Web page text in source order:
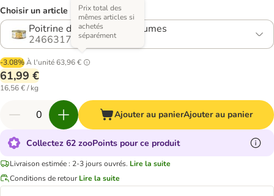
Choisir un article (2 variantes)
Poitrine de poulet aux légumes
2466317.0
-3.08%À l'unité63,96 €
Prix total des
mêmes articles si
achetés
séparément
61,99 €
16,56 € / kg
Ajouter au panierAjouter au panier
Collectez 62 zooPoints pour ce produit
Livraison estimée : 2-3 jours ouvrés. Lire la suite
Conditions de retour Lire la suite